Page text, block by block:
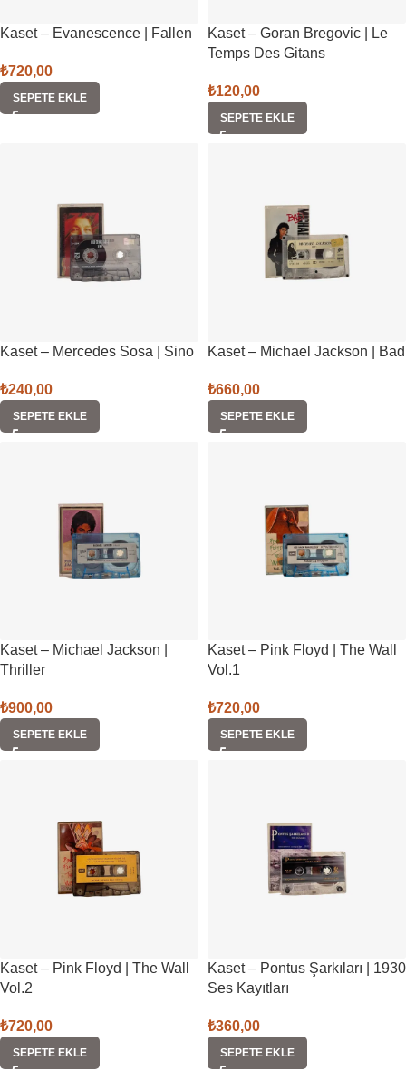
Kaset – Evanescence | Fallen
₺720,00
SEPETE EKLE
Kaset – Goran Bregovic | Le
Temps Des Gitans
₺120,00
SEPETE EKLE
Kaset – Mercedes Sosa | Sino
₺240,00
SEPETE EKLE
Kaset – Michael Jackson | Bad
₺660,00
SEPETE EKLE
Kaset – Michael Jackson |
Thriller
₺900,00
SEPETE EKLE
Kaset – Pink Floyd | The Wall
Vol.1
₺720,00
SEPETE EKLE
Kaset – Pink Floyd | The Wall
Vol.2
₺720,00
SEPETE EKLE
Kaset – Pontus Şarkıları | 1930
Ses Kayıtları
₺360,00
SEPETE EKLE